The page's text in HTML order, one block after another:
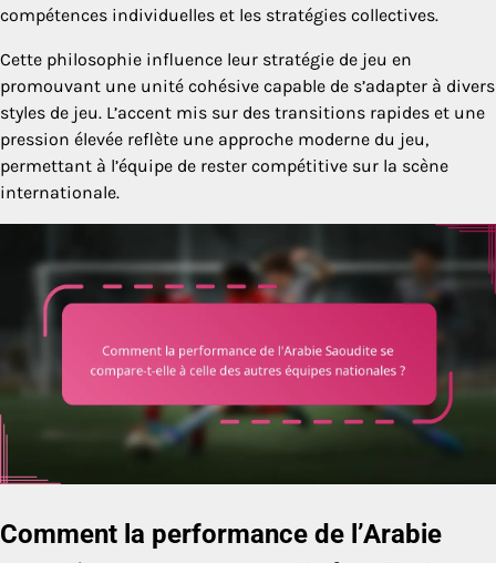
compétences individuelles et les stratégies collectives.
Cette philosophie influence leur stratégie de jeu en
promouvant une unité cohésive capable de s’adapter à divers
styles de jeu. L’accent mis sur des transitions rapides et une
pression élevée reflète une approche moderne du jeu,
permettant à l’équipe de rester compétitive sur la scène
internationale.
Comment la performance de l’Arabie